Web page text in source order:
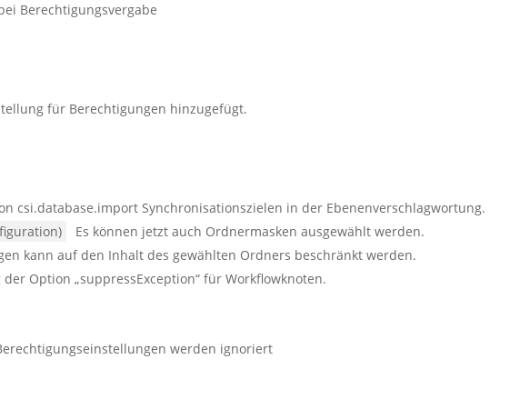
Berechtigungsvergabe
für Berechtigungen hinzugefügt.
csi.database.import Synchronisationszielen in der Ebenenverschlagwortung.
Es können jetzt auch Ordnermasken ausgewählt werden.
kann auf den Inhalt des gewählten Ordners beschränkt werden.
der Option „suppressException“ für Workflowknoten.
werden ignoriert